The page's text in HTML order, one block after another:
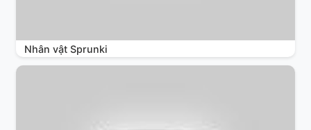
Nhân vật Sprunki